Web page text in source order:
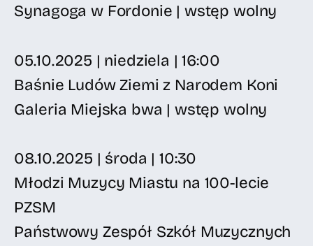
Synagoga w Fordonie | wstęp wolny
05.10.2025 | niedziela | 16:00
Baśnie Ludów Ziemi z Narodem Koni
Galeria Miejska bwa | wstęp wolny
08.10.2025 | środa | 10:30
Młodzi Muzycy Miastu na 100-lecie
PZSM
Państwowy Zespół Szkół Muzycznych